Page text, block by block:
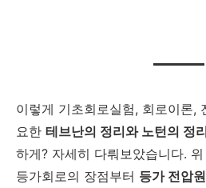
이렇게 기초회로실험, 회로이론,
요한 테브난의 정리와 노턴의 정리
하게? 자세히 다뤄보았습니다.
등가회로의 장점부터 등가 전압